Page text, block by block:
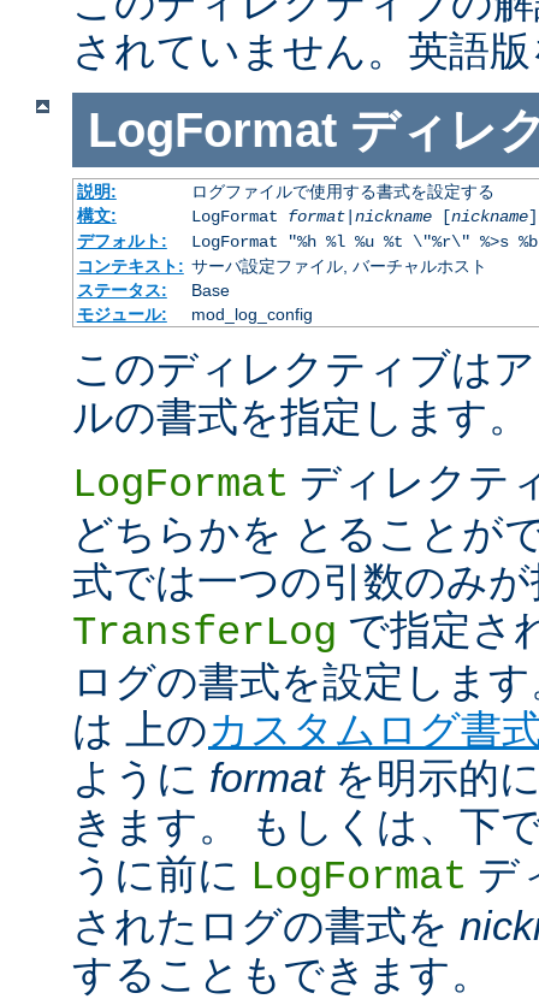
されていません。英語
LogFormat ディレ
説明:
ログファイルで使用する書式を設定する
構文:
LogFormat format| nickname[nickname]
デフォルト:
LogFormat "%h %l %u %t \"%r\" %>s
コンテキスト: サーバ設定ファイル, バーチャルホスト
ステータス:
Base
モジュール:
mod_log_config
このディレクティブは
ルの書式を指定します。
LogFormat ディレクテ
どちらかを とることが
式では一つの引数のみ
TransferLog で指定さ
ログの書式を設定しま
は 上のカスタムログ書
ように formatを明示的
きます。 もしくは、下
うに前に LogFormat デ
されたログの書式を
することもできます。